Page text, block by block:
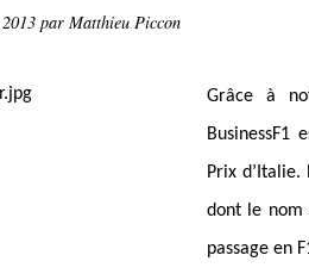
par Matthieu Piccon
Grâce à
BusinessF1
Prix d’Italie.
dont le nom
passage en